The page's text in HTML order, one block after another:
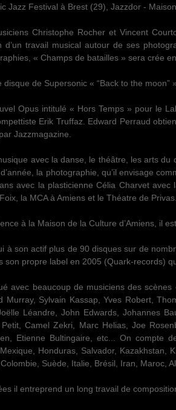
Jazz Festival à Brest (29), Jazzdor -
Christophe Rocher et Vincent
d’un travail musical autour de ses
« Champs de batailles » sera crée
de Supersonic « “Back to the moon”
Opus intitulé « Hors Temps » pour le
Erik Truffaz. Edward Perraud
Jazzmagazine.
avec la danse, le théâtre, les arts
la photographie, qu’il envisage
avec la plasticienne Célia Charvet
Foix, la MCA à Amiens et le Théatre de
à la Maison de la Culture d’Amiens, il
à son actif plus de 90 disques sur de
son propre label en 2005 (Quark-records)
avec beaucoup de musiciens des
Murray, Sylvain Kassap, Yves Robert,
Léandre, John Edwards, Johannes
Camel Zekri, Marc Helias, Joe
Etienne Bultingaire, etc... On compte
Honduras, Salvador, Kazakhstan,
Suède, Italie, Brésil, Iran, Maroc,
il entreprend un long travail de